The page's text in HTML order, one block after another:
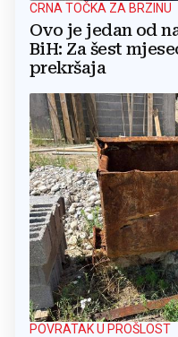
CRNA TOČKA ZA BRZINU
Ovo je jedan od
BiH: Za šest
prekršaja
POVRATAK U PROŠLOST